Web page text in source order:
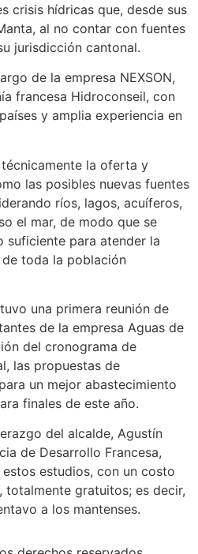
crisis hídricas que, desde sus
al no contar con fuentes
jurisdicción cantonal.
de la empresa NEXSON,
francesa Hidroconseil, con
y amplia experiencia en
la oferta y
las posibles nuevas fuentes
ríos, lagos, acuíferos,
el mar, de modo que se
suficiente para atender la
toda la población
una primera reunión de
de la empresa Aguas de
del cronograma de
las propuestas de
un mejor abastecimiento
finales de este año.
del alcalde, Agustín
de Desarrollo Francesa,
estos estudios, con un costo
totalmente gratuitos; es decir,
a los mantenses.